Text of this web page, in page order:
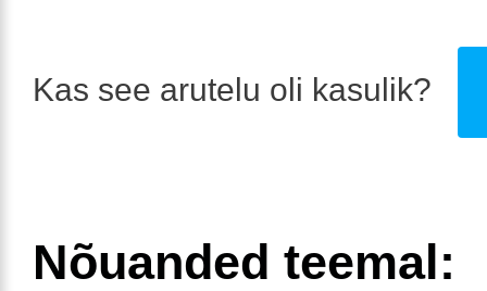
Kas see arutelu oli kasulik?
Nõuanded teemal: